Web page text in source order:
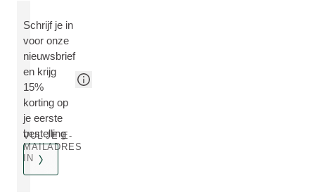
Schrijf je in
voor onze
nieuwsbrief
en krijg
15%
korting op
je eerste
bestelling
VUL JE E-
MAILADRES
IN